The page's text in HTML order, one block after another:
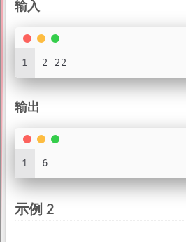
输入
1 2 22
输出
1 6
示例 2